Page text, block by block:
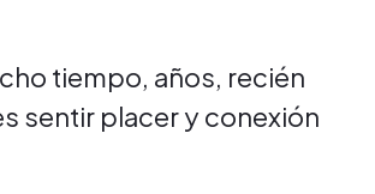
tiempo, años, recién
sentir placer y conexión